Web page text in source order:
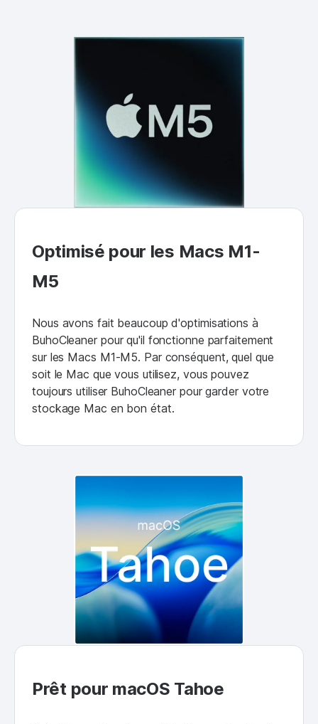
Optimisé pour les Macs M1-
M5
Nous avons fait beaucoup d'optimisations à
BuhoCleaner pour qu'il fonctionne parfaitement
sur les Macs M1-M5. Par conséquent, quel que
soit le Mac que vous utilisez, vous pouvez
toujours utiliser BuhoCleaner pour garder votre
stockage Mac en bon état.
Prêt pour macOS Tahoe